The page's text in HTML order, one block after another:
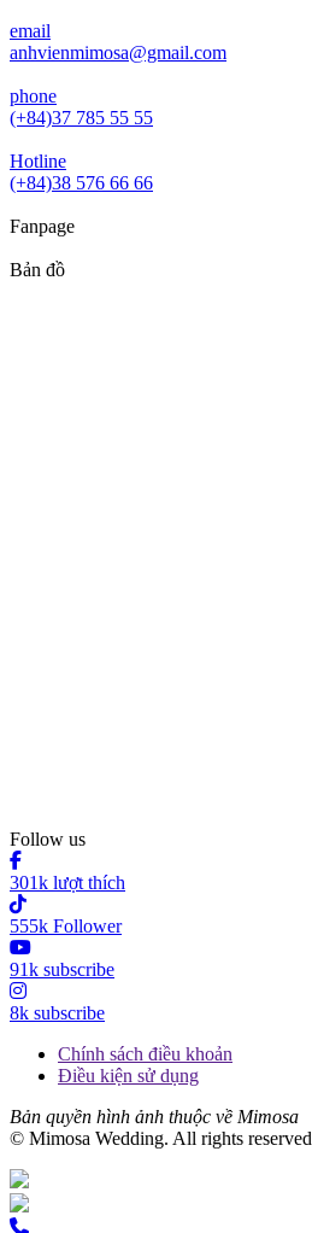
email
anhvienmimosa@gmail.com
phone
(+84)37 785 55 55
Hotline
(+84)38 576 66 66
Fanpage
Bản đồ
Follow us
301k lượt thích
555k Follower
91k subscribe
8k subscribe
Chính sách điều khoản
Điều kiện sử dụng
Bản quyền hình ảnh thuộc về Mimosa
© Mimosa Wedding. All rights reserved